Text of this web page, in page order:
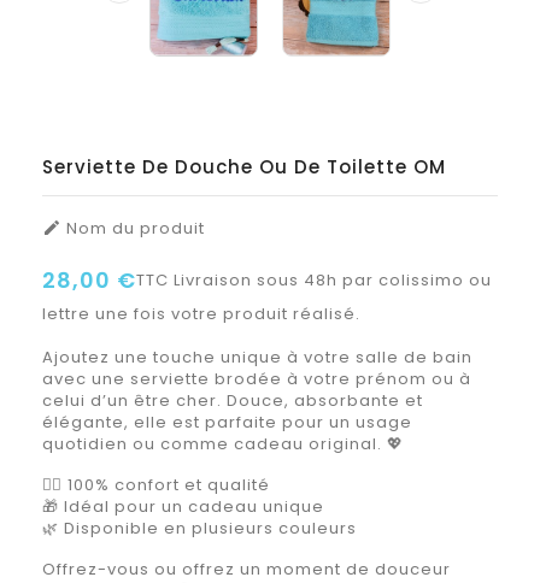
Serviette De Douche Ou De Toilette OM
 Nom du produit
28,00 €TTC Livraison sous 48h par colissimo ou
lettre une fois votre produit réalisé.
Ajoutez une touche unique à votre salle de bain
avec une serviette brodée à votre prénom ou à
celui d’un être cher. Douce, absorbante et
élégante, elle est parfaite pour un usage
quotidien ou comme cadeau original. 💖
🧖‍♀️ 100% confort et qualité
🎁 Idéal pour un cadeau unique
🌿 Disponible en plusieurs couleurs
Offrez-vous ou offrez un moment de douceur